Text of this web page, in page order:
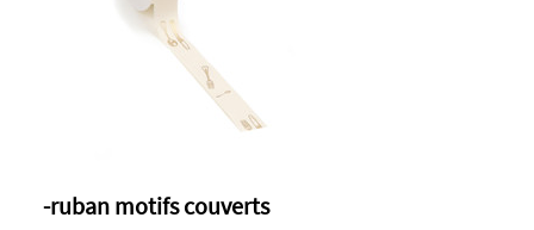
-ruban motifs couverts